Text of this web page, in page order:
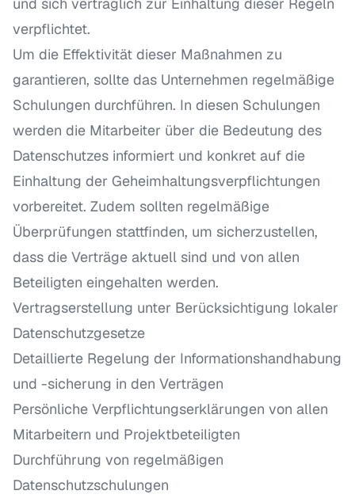
verpflichtet.
Um die Effektivität dieser Maßnahmen zu
garantieren, sollte das Unternehmen regelmäßige
Schulungen durchführen. In diesen Schulungen
werden die Mitarbeiter über die Bedeutung des
Datenschutzes informiert und konkret auf die
Einhaltung der Geheimhaltungsverpflichtungen
vorbereitet. Zudem sollten regelmäßige
Überprüfungen stattfinden, um sicherzustellen,
dass die Verträge aktuell sind und von allen
Beteiligten eingehalten werden.
Vertragserstellung unter Berücksichtigung lokaler
Datenschutzgesetze
Detaillierte Regelung der Informationshandhabung
und -sicherung in den Verträgen
Persönliche Verpflichtungserklärungen von allen
Mitarbeitern und Projektbeteiligten
Durchführung von regelmäßigen
Datenschutzschulungen